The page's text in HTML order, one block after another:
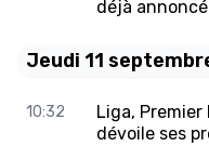
déjà
Jeudi 11
10:32
Liga, Premier
dévoile ses